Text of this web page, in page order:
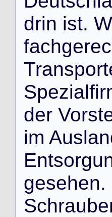
drin ist. W
fachgerec
Transport
Spezialfir
der Vorst
im Auslan
Entsorgu
gesehen.
Schraube